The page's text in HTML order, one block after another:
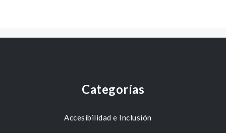
Categorías
Accesibilidad e Inclusión